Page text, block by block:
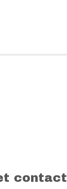
contact